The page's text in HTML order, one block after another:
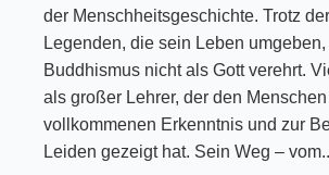
der Menschheitsgeschichte. Trotz
Legenden, die sein Leben
Buddhismus nicht als Gott verehrt.
als großer Lehrer, der den
vollkommenen Erkenntnis und zur
Leiden gezeigt hat. Sein Weg –